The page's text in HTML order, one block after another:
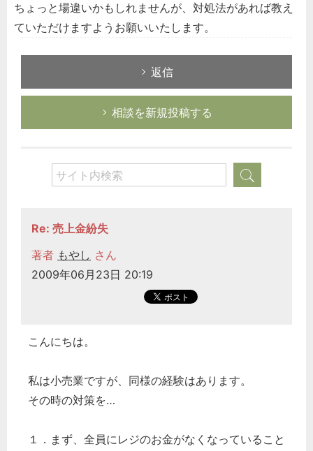
ちょっと場違いかもしれませんが、対処法があれば教え
ていただけますようお願いいたします。
返信
相談を新規投稿する
Re: 売上金紛失
著者 もやし さん
2009年06月23日 20:19
こんにちは。
私は小売業ですが、同様の経験はあります。
その時の対策を…
１．まず、全員にレジのお金がなくなっていること